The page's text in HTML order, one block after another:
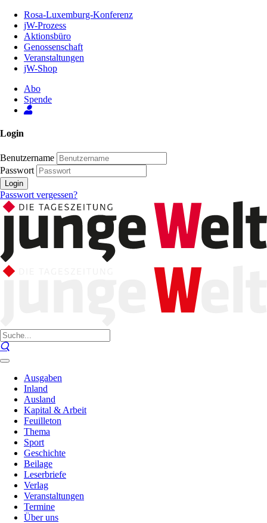
Inhalt
Seite
Rosa-Luxemburg-Konferenz
jW-Prozess
Aktionsbüro
Genossenschaft
Veranstaltungen
jW-Shop
Abo
Spende
Login
Benutzername
Passwort
Login
Passwort vergessen?
Ausgaben
Inland
Ausland
Kapital & Arbeit
Feuilleton
Thema
Sport
Geschichte
Beilage
Leserbriefe
Verlag
Veranstaltungen
Termine
Über uns